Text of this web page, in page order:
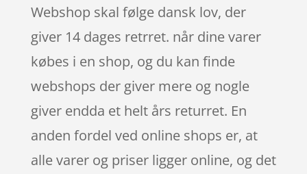
Webshop skal følge dansk lov, der
giver 14 dages retrret. når dine varer
købes i en shop, og du kan finde
webshops der giver mere og nogle
giver endda et helt års returret. En
anden fordel ved online shops er, at
alle varer og priser ligger online, og det